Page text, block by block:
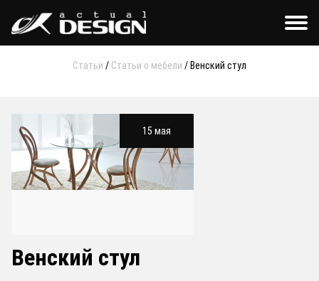
Статьи / Статьи о мебели / Венский стул
15 мая
Венский стул